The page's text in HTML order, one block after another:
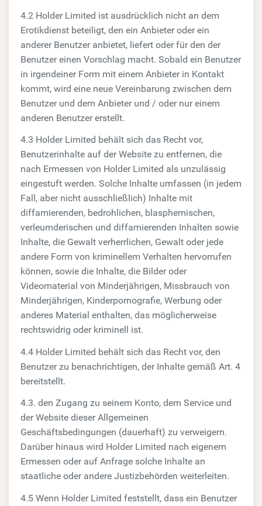
4.2 Holder Limited ist ausdrücklich nicht an dem
Erotikdienst beteiligt, den ein Anbieter oder ein
anderer Benutzer anbietet, liefert oder für den der
Benutzer einen Vorschlag macht. Sobald ein Benutzer
in irgendeiner Form mit einem Anbieter in Kontakt
kommt, wird eine neue Vereinbarung zwischen dem
Benutzer und dem Anbieter und / oder nur einem
anderen Benutzer erstellt.
4.3 Holder Limited behält sich das Recht vor,
Benutzerinhalte auf der Website zu entfernen, die
nach Ermessen von Holder Limited als unzulässig
eingestuft werden. Solche Inhalte umfassen (in jedem
Fall, aber nicht ausschließlich) Inhalte mit
diffamierenden, bedrohlichen, blasphemischen,
verleumderischen und diffamierenden Inhalten sowie
Inhalte, die Gewalt verherrlichen, Gewalt oder jede
andere Form von kriminellem Verhalten hervorrufen
können, sowie die Inhalte, die Bilder oder
Videomaterial von Minderjährigen, Missbrauch von
Minderjährigen, Kinderpornografie, Werbung oder
anderes Material enthalten, das möglicherweise
rechtswidrig oder kriminell ist.
4.4 Holder Limited behält sich das Recht vor, den
Benutzer zu benachrichtigen, der Inhalte gemäß Art. 4
bereitstellt.
4.3. den Zugang zu seinem Konto, dem Service und
der Website dieser Allgemeinen
Geschäftsbedingungen (dauerhaft) zu verweigern.
Darüber hinaus wird Holder Limited nach eigenem
Ermessen oder auf Anfrage solche Inhalte an
staatliche oder andere Justizbehörden weiterleiten.
4.5 Wenn Holder Limited feststellt, dass ein Benutzer